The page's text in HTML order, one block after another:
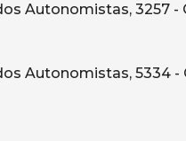
Autonomistas, 3257 -
Autonomistas, 5334 -